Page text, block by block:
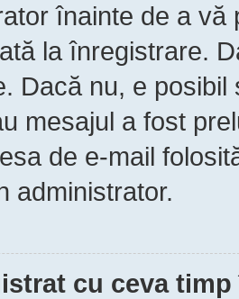
înainte de a
la înregistrare.
Dacă nu, e
mesajul a fost
de e-mail
administrator.
cu ceva